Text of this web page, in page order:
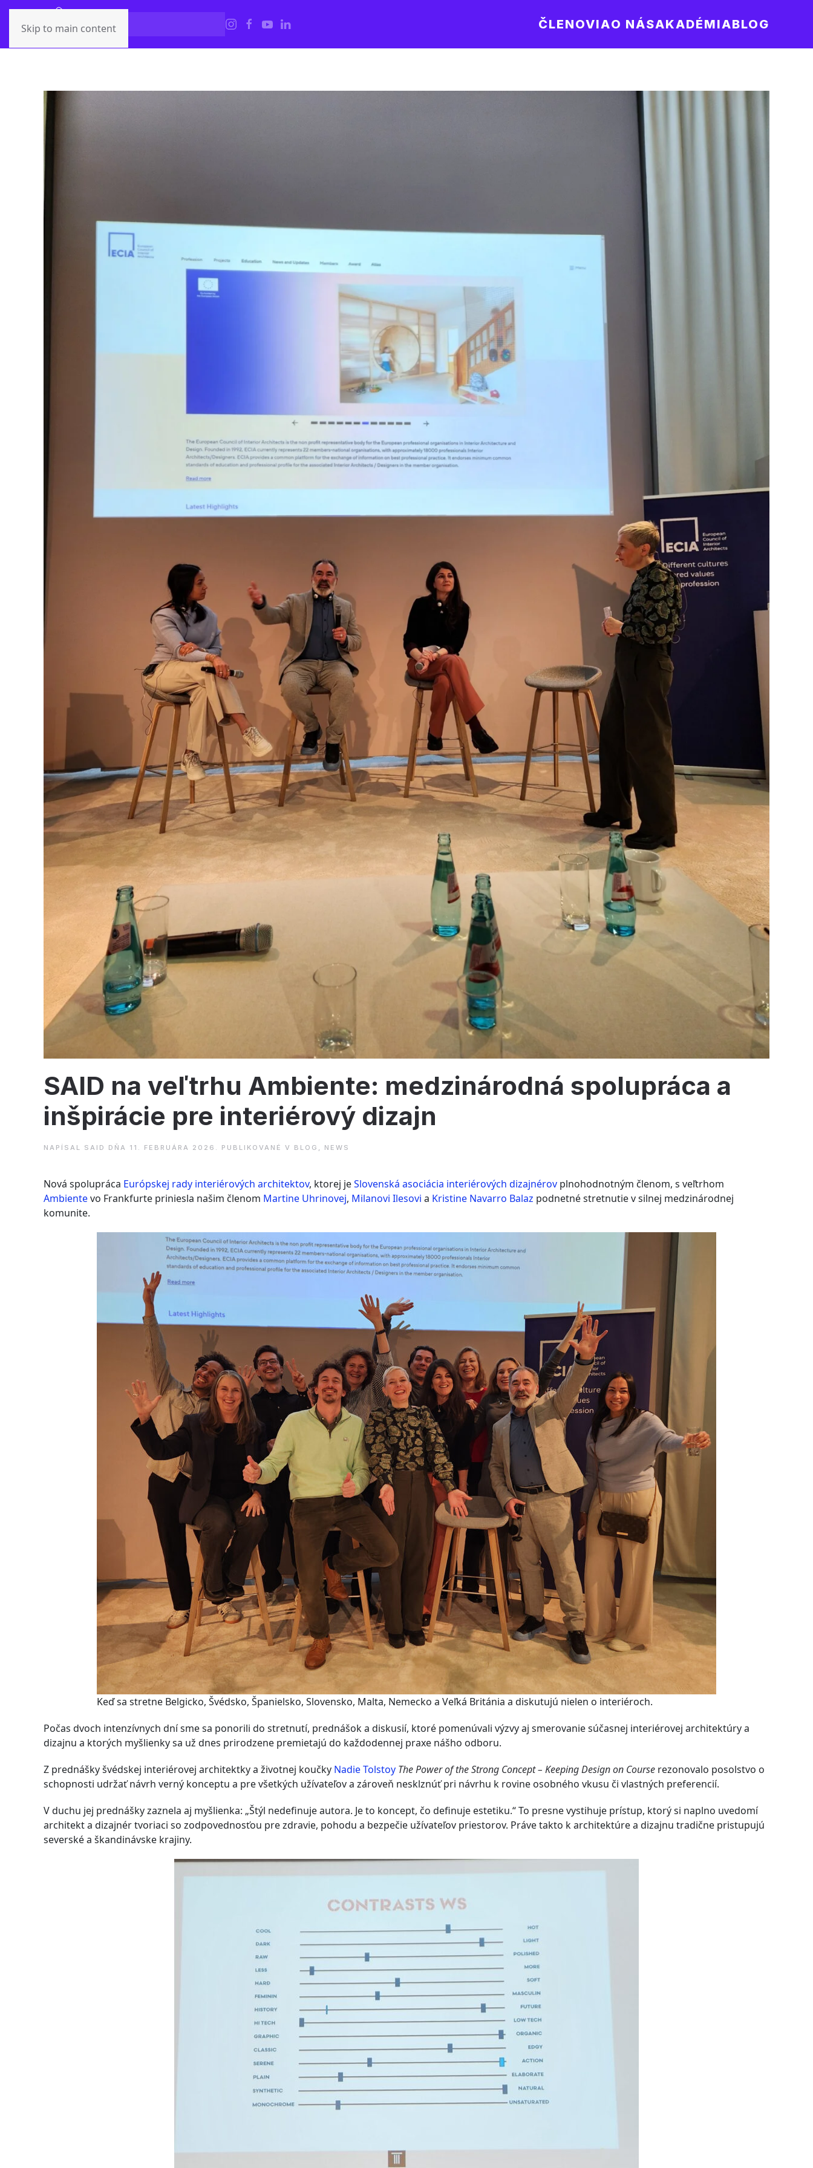
Skip to main content ČLENOVIAO NÁSAKADÉMIABLOG
SAID na veľtrhu Ambiente: medzinárodná spolupráca a
inšpirácie pre interiérový dizajn
NAPÍSAL SAID DŇA 11. FEBRUÁRA 2026 . PUBLIKOVANÉ V BLOG NEWS
Nová spolupráca Európskej rady interiérových architektov, ktorej jeSlovenská asociácia interiérových dizajnérov plnohodnotným členom, s veľtrhom
Ambientevo Frankfurte priniesla našim členom Martine Uhrinovej, Milanovi Ilesovi a Kristine Navarro Balaz podnetné stretnutie v silnej medzinárodnej
komunite.
Keď sa stretne Belgicko, Švédsko, Španielsko, Slovensko, Malta, Nemecko a Veľká Británia a diskutujú nielen o interiéroch.
Počas dvoch intenzívnych dní sme sa ponorili do stretnutí, prednášok a diskusií, ktoré pomenúvali výzvy aj smerovanie súčasnej interiérovej architektúry a
dizajnu a ktorých myšlienky sa už dnes prirodzene premietajú do každodennej praxe nášho odboru.
Z prednášky švédskej interiérovej architektky a životnej koučky Nadie Tolstoy The Power of the Strong Concept – Keeping Design on Course rezonovalo posolstvo o
schopnosti udržať návrh verný konceptu a pre všetkých užívateľov a zároveň nesklznúť pri návrhu k rovine osobného vkusu či vlastných preferencií.
V duchu jej prednášky zaznela aj myšlienka: „Štýl nedefinuje autora. Je to koncept, čo definuje estetiku.“ To presne vystihuje prístup, ktorý si naplno uvedomí
architekt a dizajnér tvoriaci so zodpovednosťou pre zdravie, pohodu a bezpečie užívateľov priestorov. Práve takto k architektúre a dizajnu tradične pristupujú
severské a škandinávske krajiny.